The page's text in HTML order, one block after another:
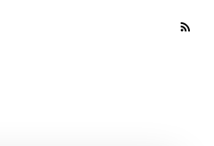
rss_feed